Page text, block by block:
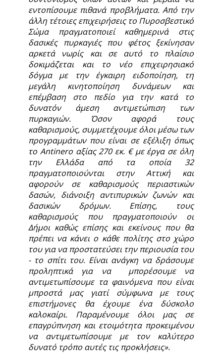
εντοπίσουμε πιθανά προβλήματα. Από την
άλλη τέτοιες επιχειρήσεις το Πυροσβεστικό
Σώμα πραγματοποιεί καθημερινά στις
δασικές πυρκαγιές που φέτος ξεκίνησαν
αρκετά νωρίς και σε αυτό το πλαίσιο
δοκιμάζεται και το νέο επιχειρησιακό
δόγμα με την έγκαιρη ειδοποίηση, τη
μεγάλη κινητοποίηση δυνάμεων και
επέμβαση στο πεδίο για την κατά το
δυνατόν άμεση αντιμετώπιση των
πυρκαγιών. Όσον αφορά τους
καθαρισμούς, συμμετέχουμε όλοι μέσω των
προγραμμάτων που είναι σε εξέλιξη όπως
το Antinero αξίας 270 εκ. € με έργα σε όλη
την Ελλάδα από τα οποία 32
πραγματοποιούνται στην Αττική και
αφορούν σε καθαρισμούς περιαστικών
δασών, διάνοιξη αντιπυρικών ζωνών και
δασικών δρόμων. Επίσης, τους
καθαρισμούς που πραγματοποιούν οι
Δήμοι καθώς επίσης και εκείνους που θα
πρέπει να κάνει ο κάθε πολίτης στο χώρο
του για να προστατεύσει την περιουσία του
- το σπίτι του. Είναι ανάγκη να δράσουμε
προληπτικά για να μπορέσουμε να
αντιμετωπίσουμε τα φαινόμενα που είναι
μπροστά μας γιατί σύμφωνα με τους
επιστήμονες θα έχουμε ένα δύσκολο
καλοκαίρι. Παραμένουμε όλοι μας σε
επαγρύπνηση και ετοιμότητα προκειμένου
να αντιμετωπίσουμε με τον καλύτερο
δυνατό τρόπο αυτές τις προκλήσεις».